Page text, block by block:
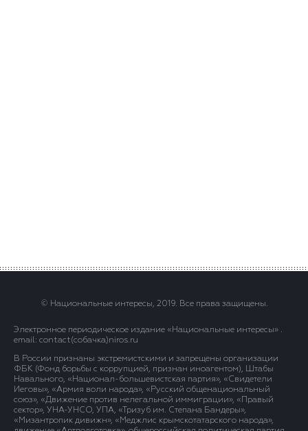
© Национальные интересы, 2019. Все права защищены.
Электронное периодическое издание «Национальные интересы» .
email: contact(сoбaчка)niros.ru
В России признаны экстремистскими и запрещены организации
ФБК (Фонд борьбы с коррупцией, признан иноагентом), Штабы
Навального, «Национал-большевистская партия», «Свидетели
Иеговы», «Армия воли народа», «Русский общенациональный
союз», «Движение против нелегальной иммиграции», «Правый
сектор», УНА-УНСО, УПА, «Тризуб им. Степана Бандеры»,
«Мизантропик дивижн», «Меджлис крымскотатарского народа»,